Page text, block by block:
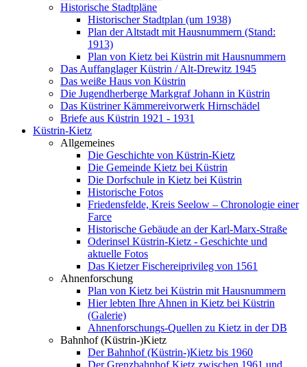
Historische Stadtpläne
Historischer Stadtplan (um 1938)
Plan der Altstadt mit Hausnummern (Stand:
1913)
Plan von Kietz bei Küstrin mit Hausnummern
Das Auffanglager Küstrin / Alt-Drewitz 1945
Das weiße Haus von Küstrin
Die Jugendherberge Markgraf Johann in Küstrin
Das Küstriner Kämmereivorwerk Hirnschädel
Briefe aus Küstrin 1921 - 1931
Küstrin-Kietz
Allgemeines
Die Geschichte von Küstrin-Kietz
Die Gemeinde Kietz bei Küstrin
Die Dorfschule in Kietz bei Küstrin
Historische Fotos
Friedensfelde, Kreis Seelow – Chronologie einer
Farce
Historische Gebäude an der Karl-Marx-Straße
Oderinsel Küstrin-Kietz - Geschichte und
aktuelle Fotos
Das Kietzer Fischereiprivileg von 1561
Ahnenforschung
Plan von Kietz bei Küstrin mit Hausnummern
Hier lebten Ihre Ahnen in Kietz bei Küstrin
(Galerie)
Ahnenforschungs-Quellen zu Kietz in der DB
Bahnhof (Küstrin-)Kietz
Der Bahnhof (Küstrin-)Kietz bis 1960
Der Grenzbahnhof Kietz zwischen 1961 und